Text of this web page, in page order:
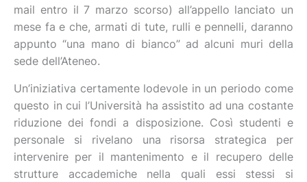
mail entro il 7 marzo scorso) all’appello lanciato un
mese fa e che, armati di tute, rulli e pennelli, daranno
appunto “una mano di bianco” ad alcuni muri della
sede dell’Ateneo.
Un’iniziativa certamente lodevole in un periodo come
questo in cui l’Università ha assistito ad una costante
riduzione dei fondi a disposizione. Così studenti e
personale si rivelano una risorsa strategica per
intervenire per il mantenimento e il recupero delle
strutture accademiche nella quali essi stessi si